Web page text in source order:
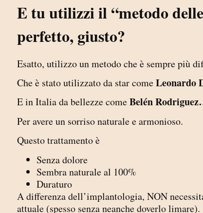
E tu utilizzi il “metodo
perfetto, giusto?
Esatto, utilizzo un metodo che è sempre più
Che è stato utilizzato da star comeLeonardo
E in Italia da bellezze comeBelén
Per avere un sorriso naturale e armonioso.
Questo trattamento è
Senza dolore
Sembra naturale al 100%
Duraturo
A differenza dell’implantologia, NON
attuale (spesso senza neanche doverlo limare).